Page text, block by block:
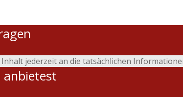
jederzeit an die tatsächlichen
anbietest